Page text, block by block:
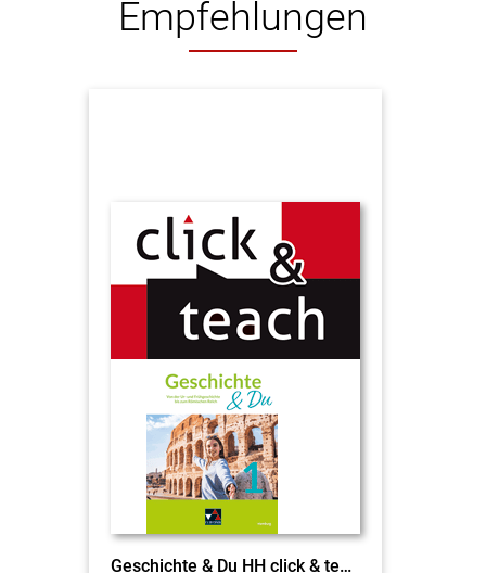
Empfehlungen
Geschichte & Du HH click & teach 1 EL